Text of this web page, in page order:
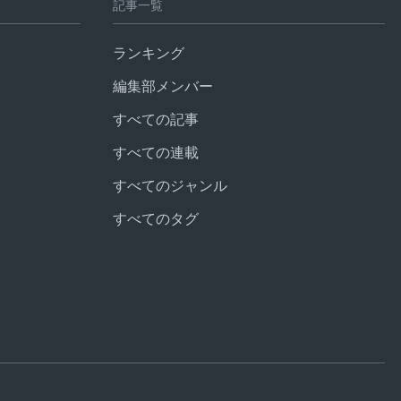
記事一覧
ランキング
編集部メンバー
すべての記事
すべての連載
すべてのジャンル
すべてのタグ